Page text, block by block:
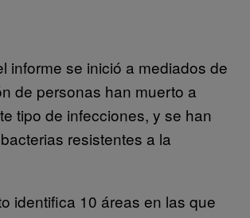
informe se inició a mediados de
de personas han muerto a
tipo de infecciones, y se han
resistentes a la
identifica 10 áreas en las que